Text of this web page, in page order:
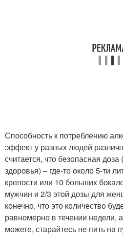
Способность к потреблению
эффект у разных людей
считается, что безопасная доза
здоровья) – где-то около 5-ти
крепости или 10 больших
мужчин и 2/3 этой дозы для
конечно, что это количество
равномерно в течении недели,
можете, старайтесь не пить на